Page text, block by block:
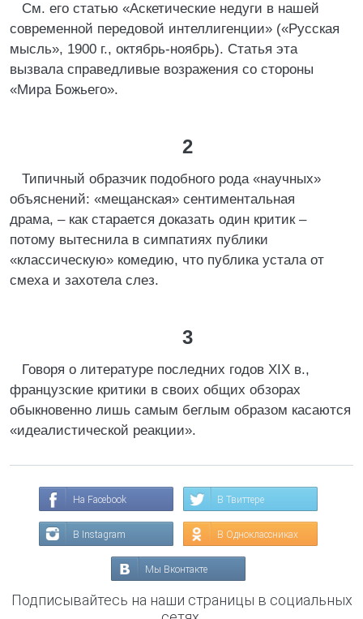
См. его статью «Аскетические недуги в нашей
современной передовой интеллигенции» («Русская
мысль», 1900 г., октябрь-ноябрь). Статья эта
вызвала справедливые возражения со стороны
«Мира Божьего».
2
Типичный образчик подобного рода «научных»
объяснений: «мещанская» сентиментальная
драма, – как старается доказать один критик –
потому вытеснила в симпатиях публики
«классическую» комедию, что публика устала от
смеха и захотела слез.
3
Говоря о литературе последних годов XIX в.,
французские критики в своих общих обзорах
обыкновенно лишь самым беглым образом касаются
«идеалистической реакции».
На Facebook В Твиттере
В Instagram В Одноклассниках
Мы Вконтакте
Подписывайтесь на наши страницы в социальных